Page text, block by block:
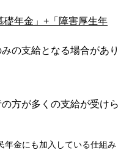
年金」+「障害厚生年
の支給となる場合があり
方が多くの支給が受けら
金にも加入している仕組み